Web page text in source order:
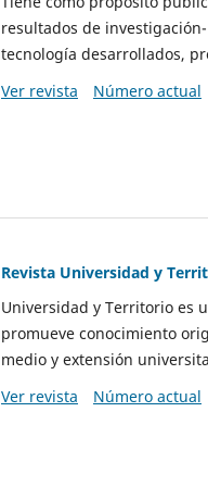
resultados de
tecnología desarrollados,
Ver revista
Número actual
Revista Universidad y
Universidad y Territorio es
promueve conocimiento
medio y extensión
Ver revista
Número actual